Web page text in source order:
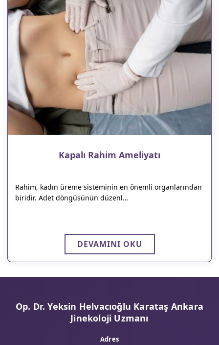
Kapalı Rahim Ameliyatı
Rahim, kadın üreme sisteminin en önemli organlarından
biridir. Adet döngüsünün düzenl…
DEVAMINI OKU
Op. Dr. Yeksin Helvacıoğlu Karataş Ankara
Jinekoloji Uzmanı
Adres